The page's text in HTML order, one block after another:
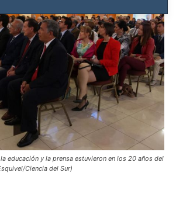
educación y la prensa estuvieron en los 20 años del
Ciencia del Sur)